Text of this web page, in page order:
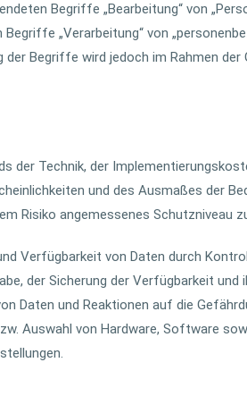
Begriffe „Bearbeitung“ von
„Verarbeitung“ von
Begriffe wird jedoch im Rahmen der
der Technik, der
und des Ausmaßes der
Risiko angemessenes Schutzniveau
Verfügbarkeit von Daten durch
der Sicherung der Verfügbarkeit und
Daten und Reaktionen auf die
Auswahl von Hardware, Software